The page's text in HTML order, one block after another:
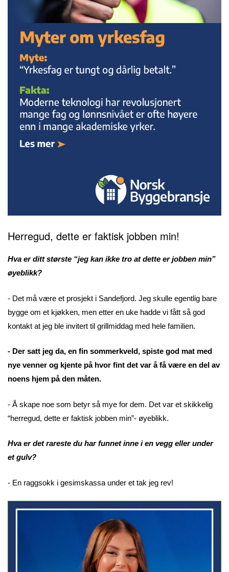
Herregud, dette er faktisk jobben min!
Hva er ditt største “jeg kan ikke tro at dette er jobben min”
øyeblikk?
- Det må være et prosjekt i Sandefjord. Jeg skulle egentlig bare
bygge om et kjøkken, men etter en uke hadde vi fått så god
kontakt at jeg ble invitert til grillmiddag med hele familien.
- Der satt jeg da, en fin sommerkveld, spiste god mat med
nye venner og kjente på hvor fint det var å få være en del av
noens hjem på den måten.
- Å skape noe som betyr så mye for dem. Det var et skikkelig
“herregud, dette er faktisk jobben min”- øyeblikk.
Hva er det rareste du har funnet inne i en vegg eller under
et gulv?
- En raggsokk i gesimskassa under et tak jeg rev!